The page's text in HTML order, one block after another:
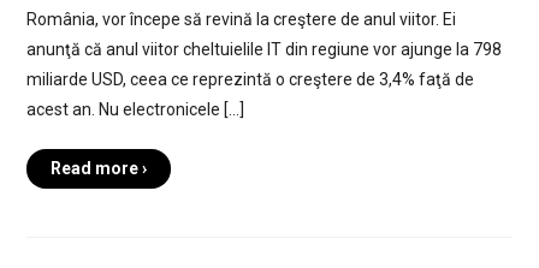
România, vor începe să revină la creştere de anul viitor. Ei
anunţă că anul viitor cheltuielile IT din regiune vor ajunge la 798
miliarde USD, ceea ce reprezintă o creştere de 3,4% faţă de
acest an. Nu electronicele […]
Read more ›